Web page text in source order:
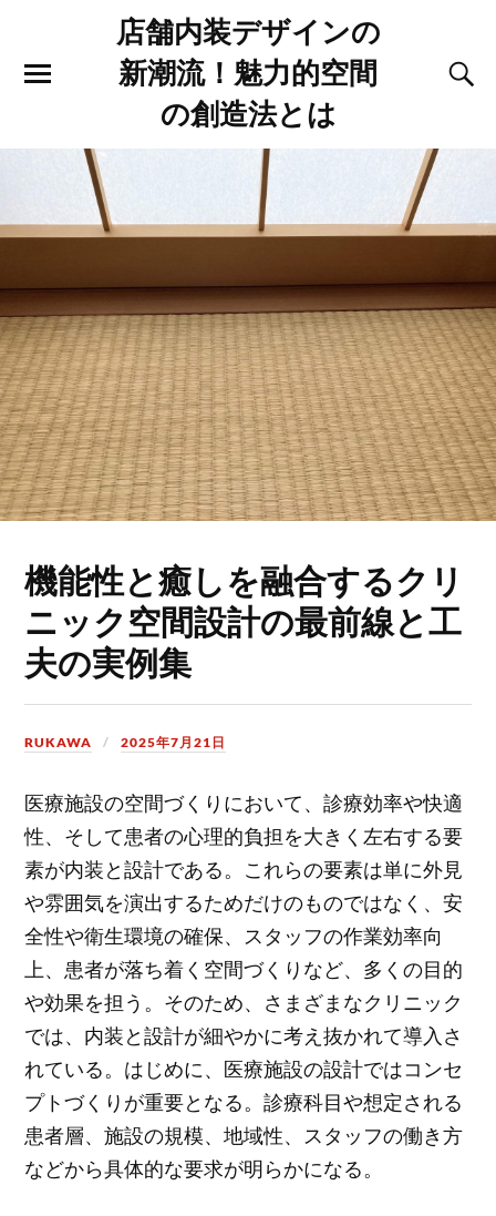
店舗内装デザインの
新潮流！魅力的空間
の創造法とは
機能性と癒しを融合するクリ
ニック空間設計の最前線と工
夫の実例集
RUKAWA 2025年7月21日
医療施設の空間づくりにおいて、診療効率や快適
性、そして患者の心理的負担を大きく左右する要
素が内装と設計である。 これらの要素は単に外見
や雰囲気を演出するためだけのものではなく、安
全性や衛生環境の確保、スタッフの作業効率向
上、患者が落ち着く空間づくりなど、多くの目的
や効果を担う。そのため、さまざまなクリニック
では、内装と設計が細やかに考え抜かれて導入さ
れている。はじめに、医療施設の設計ではコンセ
プトづくりが重要となる。診療科目や想定される
患者層、施設の規模、地域性、スタッフの働き方
などから具体的な要求が明らかになる。